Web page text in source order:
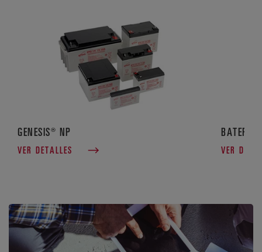
GENESIS® NP
VER DETALLES VER